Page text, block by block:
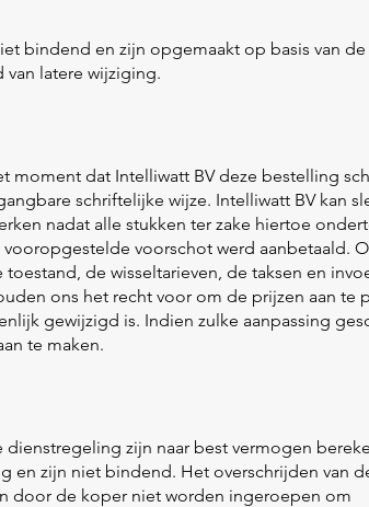
bindend en zijn opgemaakt op basis van de
latere wijziging.
moment dat Intelliwatt BV deze bestelling
schriftelijke wijze. Intelliwatt BV kan
nadat alle stukken ter zake hiertoe
voorschot werd aanbetaald.
de wisseltarieven, de taksen en
ons het recht voor om de prijzen aan te
gewijzigd is. Indien zulke aanpassing
te maken.
zijn naar best vermogen
en zijn niet bindend. Het overschrijden van
door de koper niet worden ingeroepen om